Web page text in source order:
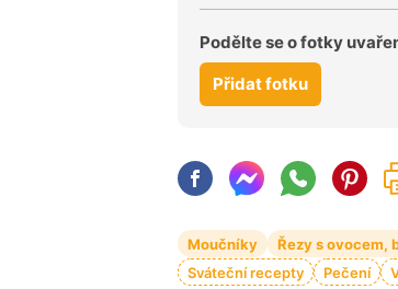
Podělte se o fotky
Přidat fotku
Moučníky Řezy s ovocem,
Sváteční recepty
Pečení